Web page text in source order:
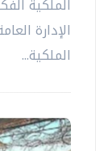
الملكية
الإدارة
الملكية...